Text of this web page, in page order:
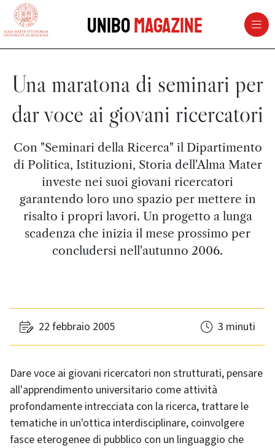
vai al contenuto della pagina
UniboMagazine
Una maratona di seminari per
dar voce ai giovani ricercatori
Con "Seminari della Ricerca" il Dipartimento
di Politica, Istituzioni, Storia dell'Alma Mater
investe nei suoi giovani ricercatori
garantendo loro uno spazio per mettere in
risalto i propri lavori. Un progetto a lunga
scadenza che inizia il mese prossimo per
concludersi nell'autunno 2006.
22 febbraio 2005 3 minuti
Dare voce ai giovani ricercatori non strutturati, pensare
all'apprendimento universitario come attività
profondamente intrecciata con la ricerca, trattare le
tematiche in un'ottica interdisciplinare, coinvolgere
fasce eterogenee di pubblico con un linguaggio che